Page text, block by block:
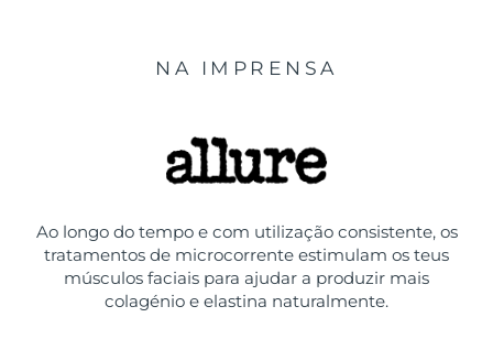
NA IMPRENSA
Ao longo do tempo e com utilização consistente, os
tratamentos de microcorrente estimulam os teus
músculos faciais para ajudar a produzir mais
colagénio e elastina naturalmente.